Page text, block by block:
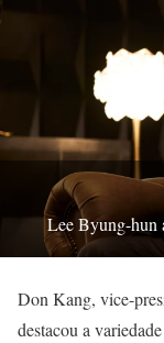
Lee Byung-hun
Don Kang, vice-
destacou a